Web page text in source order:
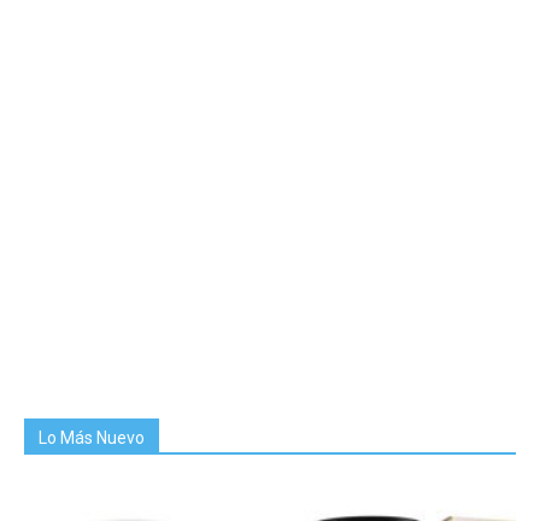
Lo Más Nuevo